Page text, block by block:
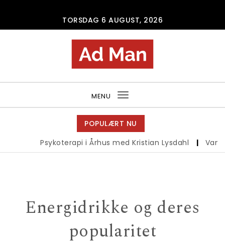
TORSDAG 6 AUGUST, 2026
MENU
Toggle
navigation
POPULÆRT NU
Psykoterapi i Århus med Kristian Lysdahl
Energidrikke og deres
popularitet